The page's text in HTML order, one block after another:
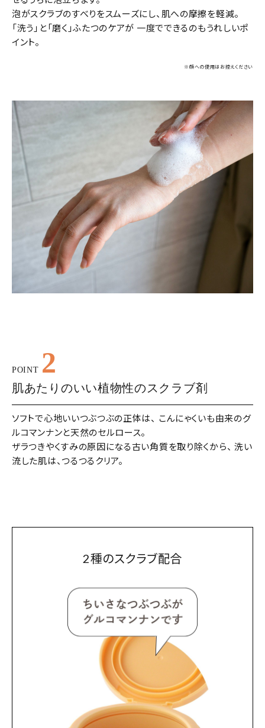
泡がスクラブのすべりをスムーズにし、肌への摩擦を軽減。
「洗う」と「磨く」ふたつのケアが 一度でできるのもうれしいポ
イント。
※顔への使用はお控えください
POINT 2
肌あたりのいい植物性のスクラブ剤
ソフトで心地いいつぶつぶの正体は、 こんにゃくいも由来のグ
ルコマンナンと天然のセルロース。
ザラつきやくすみの原因になる古い角質を取り除くから、 洗い
流した肌は、つるつるクリア。
2種のスクラブ配合